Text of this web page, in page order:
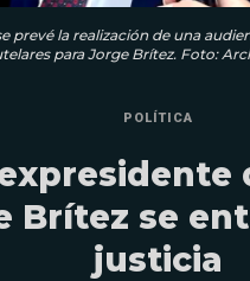
prevé la realización de una
para Jorge Brítez. Foto:
POLÍTICA
Brítez se
justicia